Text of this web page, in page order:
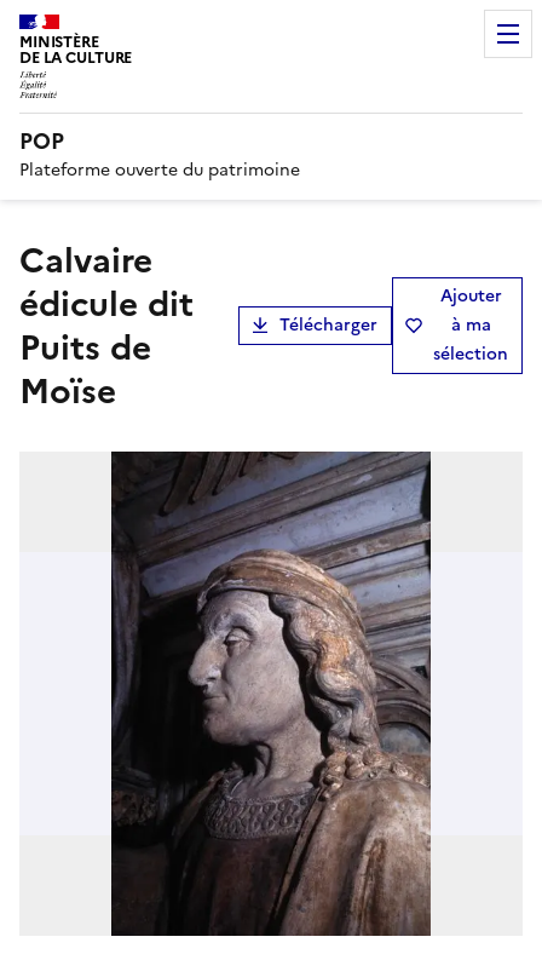
MINISTÈRE
DE LA CULTURE
POP
Plateforme ouverte du patrimoine
calvaire
édicule dit
Puits de
Moïse
Télécharger
Ajouter
à ma
sélection